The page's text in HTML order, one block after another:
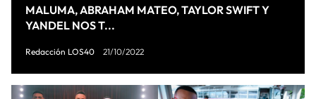
MALUMA, ABRAHAM MATEO, TAYLOR SWIFT Y
YANDEL NOS T...
Redacción LOS40 21/10/2022